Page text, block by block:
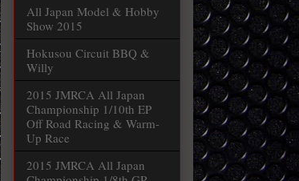
All Japan Model & Hobby
Show 2015
Hokusou Circuit BBQ &
Willy
2015 JMRCA All Japan
Championship 1/10th EP
Off Road Racing & Warm-
Up Race
2015 JMRCA All Japan